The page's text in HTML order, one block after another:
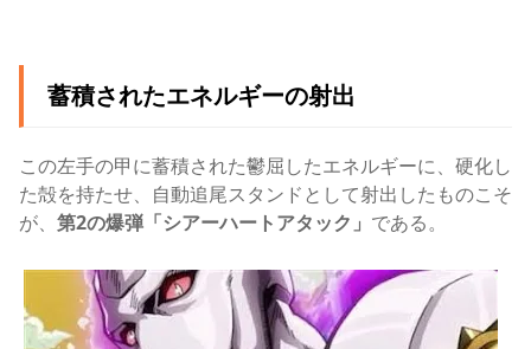
蓄積されたエネルギーの射出
この左手の甲に蓄積された鬱屈したエネルギーに、硬化し
た殻を持たせ、自動追尾スタンドとして射出したものこそ
が、 第2の爆弾「シアーハートアタック」 である。